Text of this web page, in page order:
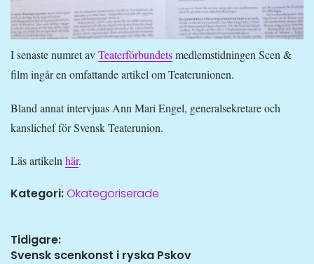
I senaste numret avTeaterförbundetsmedlemstidningen Scen &
film ingår en omfattande artikel om Teaterunionen.
Bland annat intervjuas Ann Mari Engel, generalsekretare och
kanslichef för Svensk Teaterunion.
Läs artikeln här.
Kategori:Okategoriserade
Inläggsnavigering
Tidigare:
Tidigare
Svensk scenkonst i ryska Pskov